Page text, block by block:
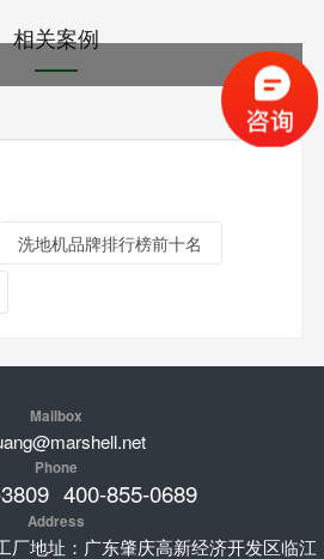
相关案例
洗地机品牌排行榜前十名
Mailbox
Phone
400-855-0689
Address
厂地址：广东肇庆高新经济开发区临江